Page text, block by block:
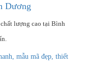
Dương
lượng cao tại Bình